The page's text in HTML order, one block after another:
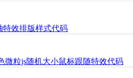
特效排版样式代码
微粒js随机大小鼠标跟随特效代码